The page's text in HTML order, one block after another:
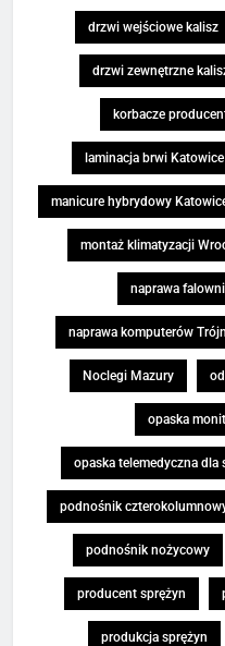
drzwi wejściowe kalisz
drzwi zewnętrzne
korbacze
laminacja brwi Katowice
manicure hybrydowy
montaż klimatyzacji
naprawa
naprawa komputerów
Noclegi Mazury
opaska
opaska telemedyczna dla
podnośnik
podnośnik nożycowy
producent sprężyn
produkcja sprężyn